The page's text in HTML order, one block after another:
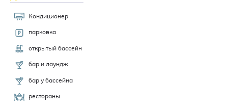
Кондиционер
парковка
открытый бассейн
бар и лаундж
бар у бассейна
рестораны